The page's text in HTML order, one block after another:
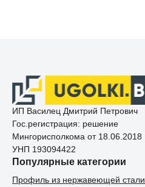
ИП Василец Дмитрий Петрович
Гос.регистрация: решение
Мингорисполкома от 18.06.2018
УНП 193094422
Популярные категории
Профиль из нержавеющей стали